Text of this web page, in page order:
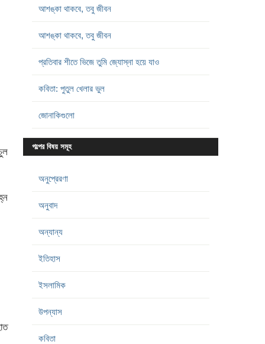
আশঙ্কা থাকবে, তবু জীবন
আশঙ্কা থাকবে, তবু জীবন
প্রতিবার শীতে ভিজে তুমি জ্যোস্না হয়ে যাও
কবিতা: পুতুল খেলার ভুল
জোনাকিগুলো
গল্পের বিষয় সমূহ
অনুপ্রেরণা
অনুবাদ
অন্যান্য
ইতিহাস
ইসলামিক
উপন্যাস
কবিতা